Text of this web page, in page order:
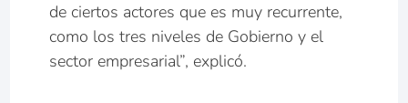
de ciertos actores que es muy recurrente,
como los tres niveles de Gobierno y el
sector empresarial”, explicó.